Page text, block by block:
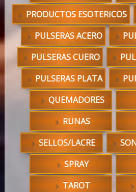
PRODUCTOS ESOTERICOS
PULSERAS ACERO
PULSERAS CUERO
PULSERAS PLATA
QUEMADORES
RUNAS
SELLOS/LACRE
SPRAY
TAROT